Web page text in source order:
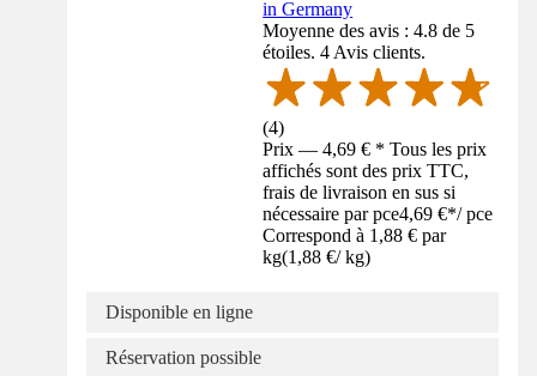
in Germany
Moyenne des avis : 4.8 de 5
étoiles. 4 Avis clients.
(4)
Prix — 4,69 € * Tous les prix
affichés sont des prix TTC,
frais de livraison en sus si
nécessaire par pce4,69 €*/ pce
Correspond à 1,88 € par
kg(1,88 €/ kg)
Disponible en ligne
Réservation possible